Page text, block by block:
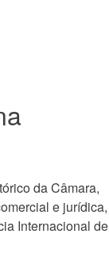
da Câmara,
e jurídica,
Internacional de